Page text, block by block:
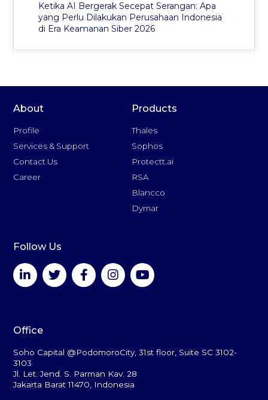
Ketika AI Bergerak Secepat Serangan: Apa
yang Perlu Dilakukan Perusahaan Indonesia
di Era Keamanan Siber 2026
About
Profile
Services & Support
Contact Us
Career
Products
Thales
Sophos
Protectt.ai
RSA
Blancco
Dymar
Follow Us
Office
Soho Capital @PodomoroCity, 31st floor, Suite SC 3102-
3103
Jl. Let. Jend. S. Parman Kav. 28
Jakarta Barat 11470, Indonesia